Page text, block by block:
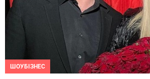
ШОУБІЗНЕС